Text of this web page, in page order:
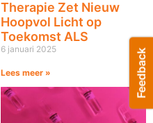
Therapie Zet Nieuw
Hoopvol Licht op
Toekomst ALS
6 januari 2025
Lees meer »